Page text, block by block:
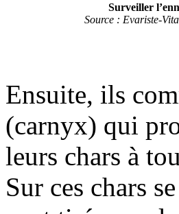
Surveiller
Source : Evariste-
Ensuite, ils
(carnyx) qui
leurs chars à
Sur ces chars